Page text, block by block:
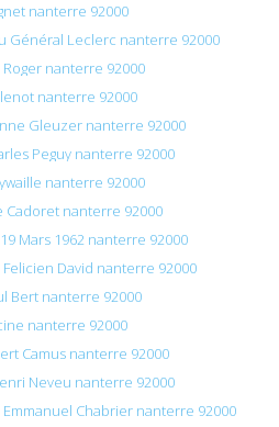
nanterre 92000
Général Leclerc nanterre 92000
nanterre 92000
nanterre 92000
Gleuzer nanterre 92000
Peguy nanterre 92000
nanterre 92000
Cadoret nanterre 92000
Mars 1962 nanterre 92000
David nanterre 92000
Bert nanterre 92000
nanterre 92000
Camus nanterre 92000
Neveu nanterre 92000
Chabrier nanterre 92000